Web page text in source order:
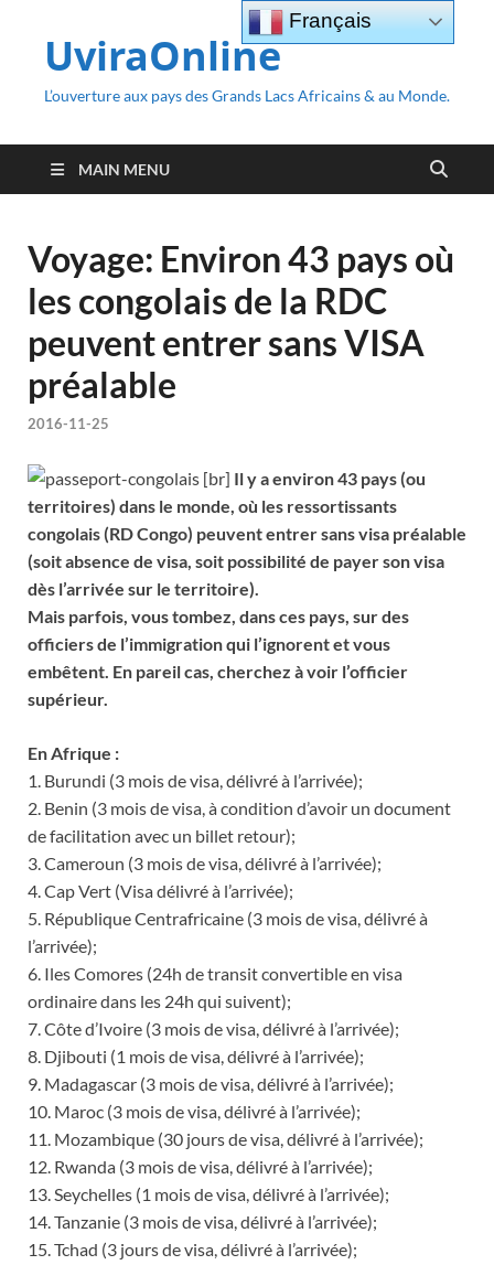
UviraOnline
L’ouverture aux pays des Grands Lacs Africains & au Monde.
MAIN MENU
Voyage: Environ 43 pays où
les congolais de la RDC
peuvent entrer sans VISA
préalable
2016-11-25
[br] Il y a environ 43 pays (ou
territoires) dans le monde, où les ressortissants
congolais (RD Congo) peuvent entrer sans visa préalable
(soit absence de visa, soit possibilité de payer son visa
dès l’arrivée sur le territoire).
Mais parfois, vous tombez, dans ces pays, sur des
officiers de l’immigration qui l’ignorent et vous
embêtent. En pareil cas, cherchez à voir l’officier
supérieur.
En Afrique :
1. Burundi (3 mois de visa, délivré à l’arrivée);
2. Benin (3 mois de visa, à condition d’avoir un document
de facilitation avec un billet retour);
3. Cameroun (3 mois de visa, délivré à l’arrivée);
4. Cap Vert (Visa délivré à l’arrivée);
5. République Centrafricaine (3 mois de visa, délivré à
l’arrivée);
6. Iles Comores (24h de transit convertible en visa
ordinaire dans les 24h qui suivent);
7. Côte d’Ivoire (3 mois de visa, délivré à l’arrivée);
8. Djibouti (1 mois de visa, délivré à l’arrivée);
9. Madagascar (3 mois de visa, délivré à l’arrivée);
10. Maroc (3 mois de visa, délivré à l’arrivée);
11. Mozambique (30 jours de visa, délivré à l’arrivée);
12. Rwanda (3 mois de visa, délivré à l’arrivée);
13. Seychelles (1 mois de visa, délivré à l’arrivée);
14. Tanzanie (3 mois de visa, délivré à l’arrivée);
15. Tchad (3 jours de visa, délivré à l’arrivée);
Français